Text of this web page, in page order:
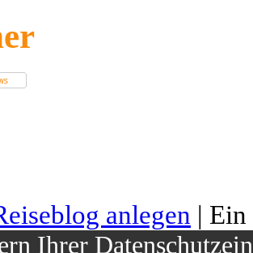
anlegen |
Ihrer